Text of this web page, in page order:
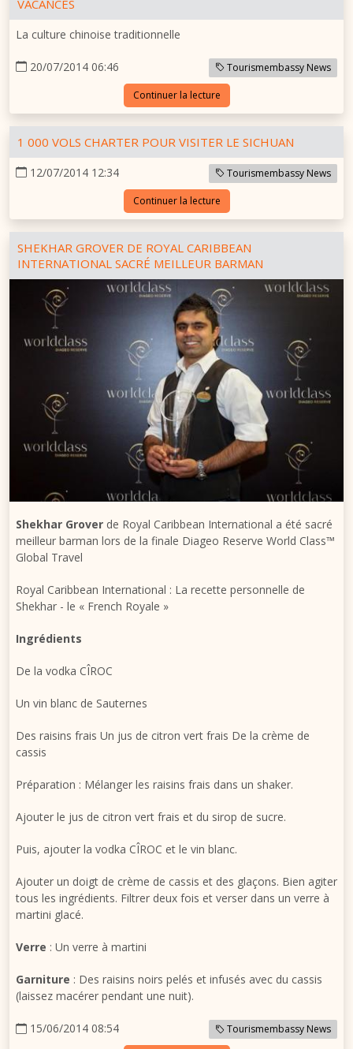
VACANCES
La culture chinoise traditionnelle
20/07/2014 06:46 Tourismembassy News
Continuer la lecture
1 000 VOLS CHARTER POUR VISITER LE SICHUAN
12/07/2014 12:34 Tourismembassy News
Continuer la lecture
SHEKHAR GROVER DE ROYAL CARIBBEAN
INTERNATIONAL SACRÉ MEILLEUR BARMAN
Shekhar Grover de Royal Caribbean International a été sacré
meilleur barman lors de la finale Diageo Reserve World Class™
Global Travel
Royal Caribbean International : La recette personnelle de
Shekhar - le « French Royale »
Ingrédients
De la vodka CÎROC
Un vin blanc de Sauternes
Des raisins frais Un jus de citron vert frais De la crème de
cassis
Préparation : Mélanger les raisins frais dans un shaker.
Ajouter le jus de citron vert frais et du sirop de sucre.
Puis, ajouter la vodka CÎROC et le vin blanc.
Ajouter un doigt de crème de cassis et des glaçons. Bien agiter
tous les ingrédients. Filtrer deux fois et verser dans un verre à
martini glacé.
Verre : Un verre à martini
Garniture : Des raisins noirs pelés et infusés avec du cassis
(laissez macérer pendant une nuit).
15/06/2014 08:54 Tourismembassy News